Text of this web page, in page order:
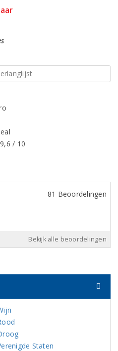
/ 10
81 Beoordelingen
Bekijk alle beoordelingen
Staten